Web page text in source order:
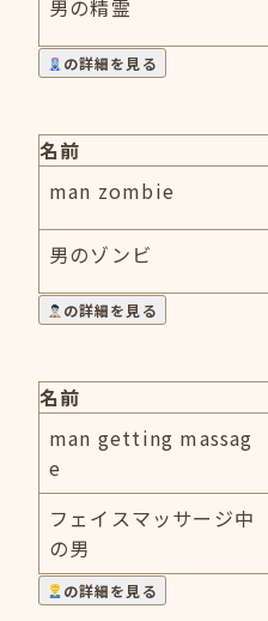
男の精霊
の詳細を見る
名前
man zombie
男のゾンビ
の詳細を見る
名前
man getting massag
e
フェイスマッサージ中
の男
の詳細を見る